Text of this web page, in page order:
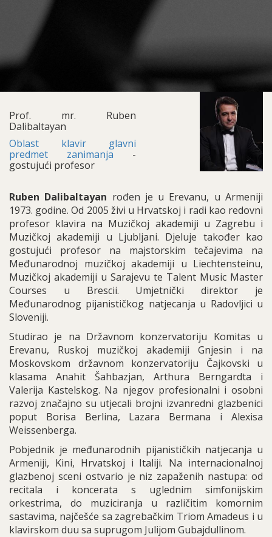
Prof. mr. Ruben
Dalibaltayan
Oblast klavir glavni
predmet zanimanja -
gostujući profesor
Ruben Dalibaltayan rođen je u Erevanu, u Armeniji
1973. godine. Od 2005 živi u Hrvatskoj i radi kao redovni
profesor klavira na Muzičkoj akademiji u Zagrebu i
Muzičkoj akademiji u Ljubljani. Djeluje također kao
gostujući profesor na majstorskim tečajevima na
Međunarodnoj muzičkoj akademiji u Liechtensteinu,
Muzičkoj akademiji u Sarajevu te Talent Music Master
Courses u Brescii. Umjetnički direktor je
Međunarodnog pijanističkog natjecanja u Radovljici u
Sloveniji.
Studirao je na Državnom konzervatoriju Komitas u
Erevanu, Ruskoj muzičkoj akademiji Gnjesin i na
Moskovskom državnom konzervatoriju Čajkovski u
klasama Anahit Šahbazjan, Arthura Berngardta i
Valerija Kastelskog. Na njegov profesionalni i osobni
razvoj značajno su utjecali brojni izvanredni glazbenici
poput Borisa Berlina, Lazara Bermana i Alexisa
Weissenberga.
Pobjednik je međunarodnih pijanističkih natjecanja u
Armeniji, Kini, Hrvatskoj i Italiji. Na internacionalnoj
glazbenoj sceni ostvario je niz zapaženih nastupa: od
recitala i koncerata s uglednim simfonijskim
orkestrima, do muziciranja u različitim komornim
sastavima, najčešće sa zagrebačkim Triom Amadeus i u
klavirskom duu sa suprugom Julijom Gubajdullinom.